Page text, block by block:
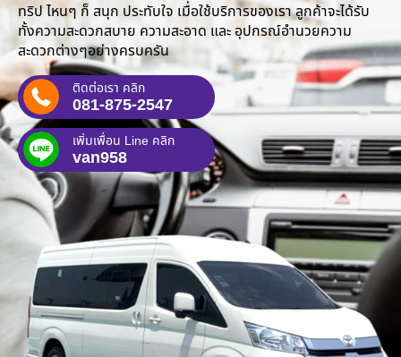
ทริป ไหนๆ ก็ สนุก ประทับใจ เมื่อใช้บริการของเรา ลูกค้าจะได้รับ
ทั้งความสะดวกสบาย ความสะอาด และ อุปกรณ์อำนวยความ
สะดวกต่างๆอย่างครบครัน
ติดต่อเรา คลิก
081-875-2547
เพิ่มเพื่อน Line คลิก
van958